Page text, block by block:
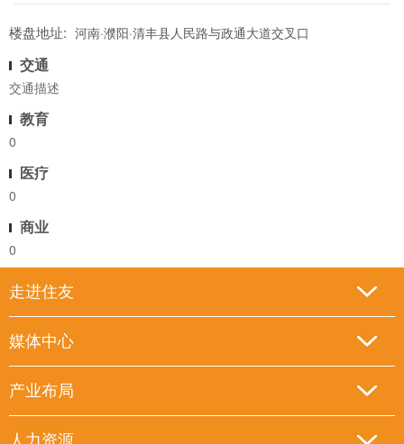
楼盘地址: 河南·濮阳·清丰县人民路与政通大道交叉口
交通
交通描述
教育
0
医疗
0
商业
0
走进住友
媒体中心
产业布局
人力资源